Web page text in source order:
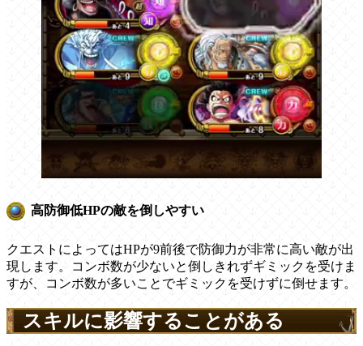
高防御低HPの敵を倒しやすい
クエストによってはHPが9前後で防御力が非常に高い敵が出
現します。コンボ数が少ないと倒しきれずギミックを受けま
すが、コンボ数が多いことでギミックを受けずに倒せます。
スキルに影響することがある